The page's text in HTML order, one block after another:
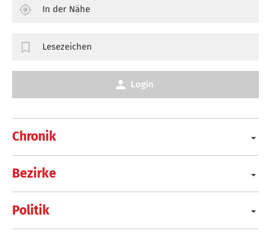
Chronik
Bezirke
Politik
In der Nähe
Lesezeichen
Login